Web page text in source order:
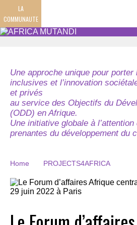
LA
COMMUNAUTE
Une approche unique pour
inclusives et l’innovation
et privés
au service des Objectifs du
(ODD) en Afrique.
Une initiative globale à
prenantes du développement du
Home PROJECTS4AFRICA